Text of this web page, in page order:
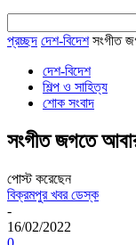
প্রচ্ছদ দেশ-বিদেশ সংগীত
দেশ-বিদেশ
শিল্প ও সাহিত্য
শোক সংবাদ
সংগীত জগতে
পোস্ট করেছেন
বিক্রমপুর খবর ডেস্ক
-
16/02/2022